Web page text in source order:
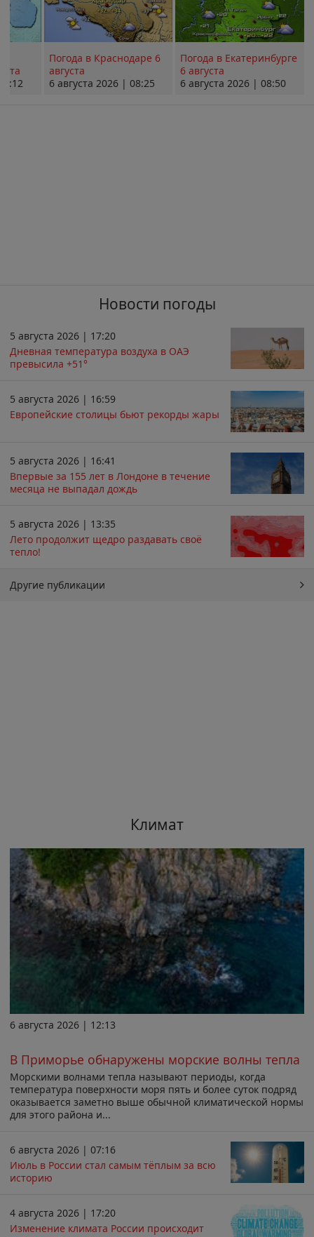
Погода в Краснодаре 6
августа
6 августа 2026 | 08:25
Погода в Екатеринбурге
6 августа
6 августа 2026 | 08:50
Новости погоды
5 августа 2026 | 17:20
Дневная температура воздуха в ОАЭ
превысила +51°
5 августа 2026 | 16:59
Европейские столицы бьют рекорды жары
5 августа 2026 | 16:41
Впервые за 155 лет в Лондоне в течение
месяца не выпадал дождь
5 августа 2026 | 13:35
Лето продолжит щедро раздавать своё
тепло!
Другие публикации
Климат
6 августа 2026 | 12:13
В Приморье обнаружены морские волны тепла
Морскими волнами тепла называют периоды, когда
температура поверхности моря пять и более суток подряд
оказывается заметно выше обычной климатической нормы
для этого района и...
6 августа 2026 | 07:16
Июль в России стал самым тёплым за всю
историю
4 августа 2026 | 17:20
Изменение климата России происходит